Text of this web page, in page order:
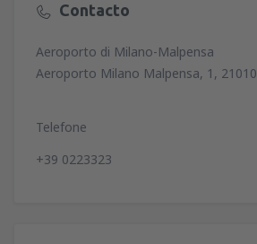
Contacto
Aeroporto di Milano-Malpensa
Aeroporto Milano Malpensa, 1,
Telefone
+39 0223323